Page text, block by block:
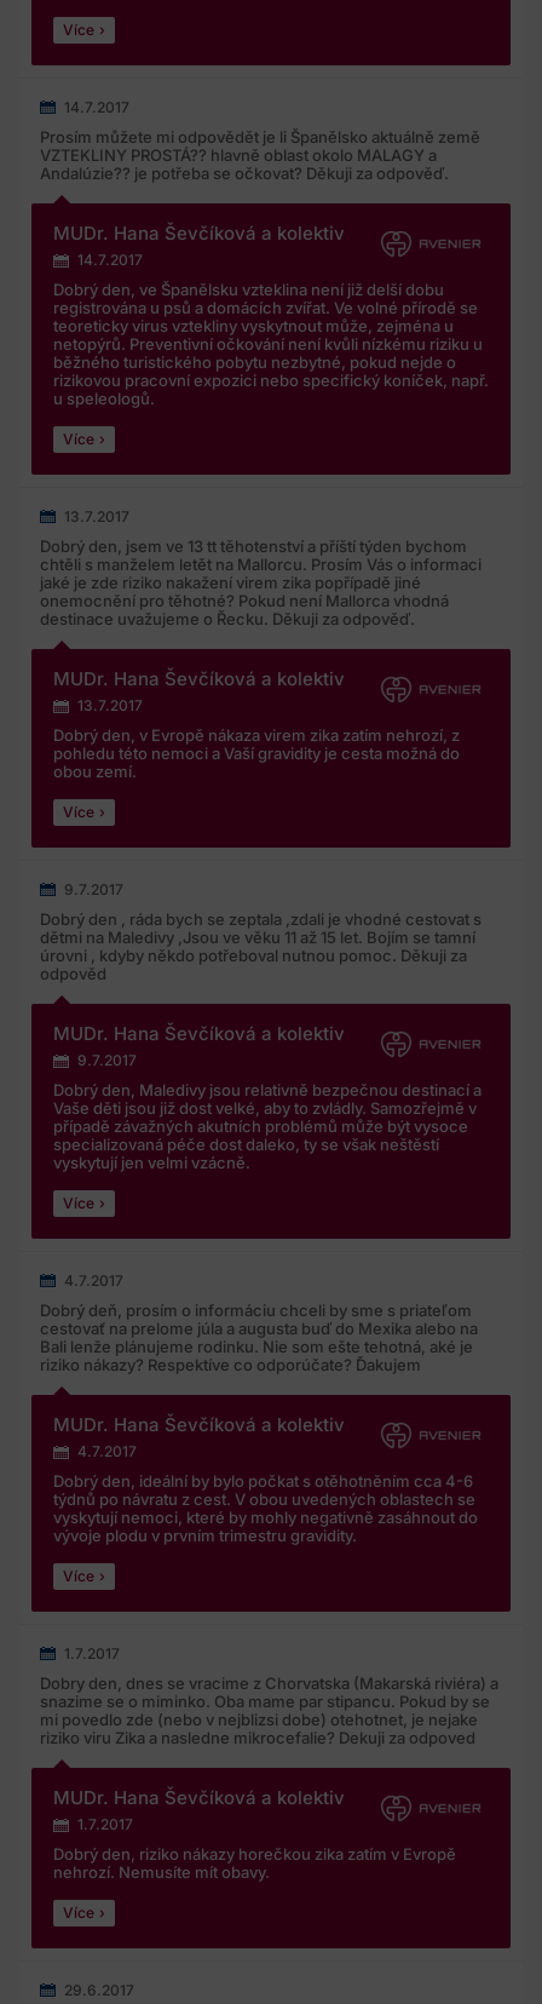
Více
14.7.2017
Prosím můžete mi odpovědět je li Španělsko aktuálně země
VZTEKLINY PROSTÁ?? hlavně oblast okolo MALAGY a
Andalúzie?? je potřeba se očkovat? Děkuji za odpověď.
MUDr. Hana Ševčíková a kolektiv
14.7.2017
Dobrý den, ve Španělsku vzteklina není již delší dobu
registrována u psů a domácích zvířat. Ve volné přírodě se
teoreticky virus vztekliny vyskytnout může, zejména u
netopýrů. Preventivní očkování není kvůli nízkému riziku u
běžného turistického pobytu nezbytné, pokud nejde o
rizikovou pracovní expozici nebo specifický koníček, např.
u speleologů.
Více
13.7.2017
Dobrý den, jsem ve 13 tt těhotenství a příští týden bychom
chtěli s manželem letět na Mallorcu. Prosím Vás o informaci
jaké je zde riziko nakažení virem zika popřípadě jiné
onemocnění pro těhotné? Pokud není Mallorca vhodná
destinace uvažujeme o Řecku. Děkuji za odpověď.
MUDr. Hana Ševčíková a kolektiv
13.7.2017
Dobrý den, v Evropě nákaza virem zika zatím nehrozí, z
pohledu této nemoci a Vaší gravidity je cesta možná do
obou zemí.
Více
9.7.2017
Dobrý den , ráda bych se zeptala ,zdali je vhodné cestovat s
dětmi na Maledivy ,Jsou ve věku 11 až 15 let. Bojím se tamní
úrovni , kdyby někdo potřeboval nutnou pomoc. Děkuji za
odpověd
MUDr. Hana Ševčíková a kolektiv
9.7.2017
Dobrý den, Maledivy jsou relativně bezpečnou destinací a
Vaše děti jsou již dost velké, aby to zvládly. Samozřejmě v
případě závažných akutních problémů může být vysoce
specializovaná péče dost daleko, ty se však neštěstí
vyskytují jen velmi vzácně.
Více
4.7.2017
Dobrý deň, prosím o informáciu chceli by sme s priateľom
cestovať na prelome júla a augusta buď do Mexika alebo na
Bali lenže plánujeme rodinku. Nie som ešte tehotná, aké je
riziko nákazy? Respektíve co odporúčate? Ďakujem
MUDr. Hana Ševčíková a kolektiv
4.7.2017
Dobrý den, ideální by bylo počkat s otěhotněním cca 4-6
týdnů po návratu z cest. V obou uvedených oblastech se
vyskytují nemoci, které by mohly negativně zasáhnout do
vývoje plodu v prvním trimestru gravidity.
Více
1.7.2017
Dobry den, dnes se vracime z Chorvatska (Makarská riviéra) a
snazime se o miminko. Oba mame par stipancu. Pokud by se
mi povedlo zde (nebo v nejblizsi dobe) otehotnet, je nejake
riziko viru Zika a nasledne mikrocefalie? Dekuji za odpoved
MUDr. Hana Ševčíková a kolektiv
1.7.2017
Dobrý den, riziko nákazy horečkou zika zatím v Evropě
nehrozí. Nemusíte mít obavy.
Více
29.6.2017